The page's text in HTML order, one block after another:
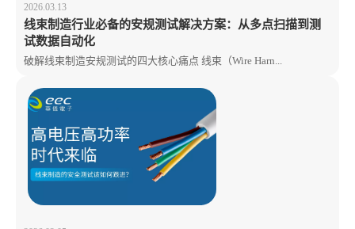
2026.03.13
线束制造行业必备的安规测试解决方案：从多点扫描到测
试数据自动化
破解线束制造安规测试的四大核心痛点 线束（Wire Harn...